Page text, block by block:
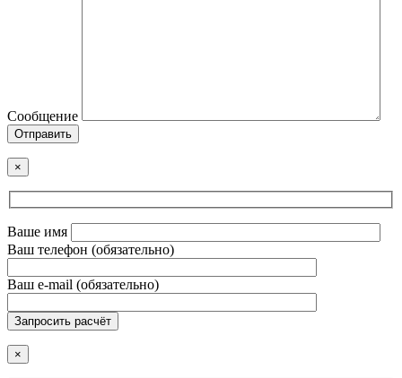
Сообщение
Отправить
×
Ваше имя
Ваш телефон (обязательно)
Ваш e-mail (обязательно)
Запросить расчёт
×